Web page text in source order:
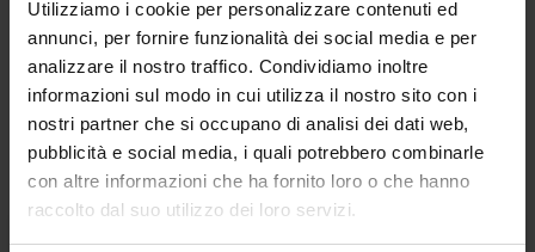
Utilizziamo i cookie per personalizzare contenuti ed
annunci, per fornire funzionalità dei social media e per
analizzare il nostro traffico. Condividiamo inoltre
informazioni sul modo in cui utilizza il nostro sito con i
nostri partner che si occupano di analisi dei dati web,
pubblicità e social media, i quali potrebbero combinarle
con altre informazioni che ha fornito loro o che hanno
raccolto dal suo utilizzo dei loro servizi.
Ancora non ci sono recensioni.
Recensisci per primo “Inferno canto XII”
(Click here to login and review this product)